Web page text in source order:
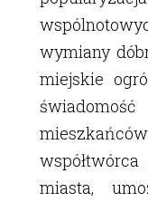
wymiany
miejskie
miasta,